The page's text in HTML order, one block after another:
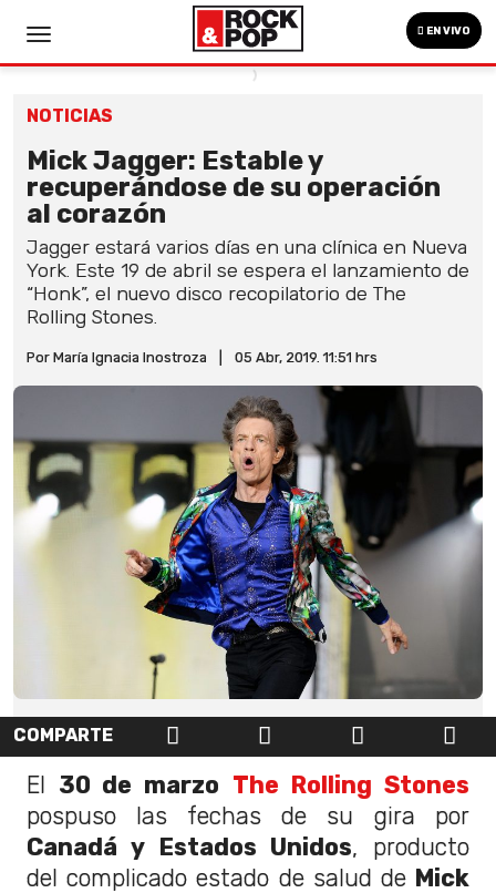
EN VIVO
NOTICIAS
Mick Jagger: Estable y
recuperándose de su operación
al corazón
Jagger estará varios días en una clínica en Nueva
York. Este 19 de abril se espera el lanzamiento de
“Honk”, el nuevo disco recopilatorio de The
Rolling Stones.
Por María Ignacia Inostroza 05 Abr, 2019. 11:51 hrs
COMPARTE
El 30 de marzo The Rolling Stones
pospuso las fechas de su gira por
Canadá y Estados Unidos, producto
del complicado estado de salud deMick